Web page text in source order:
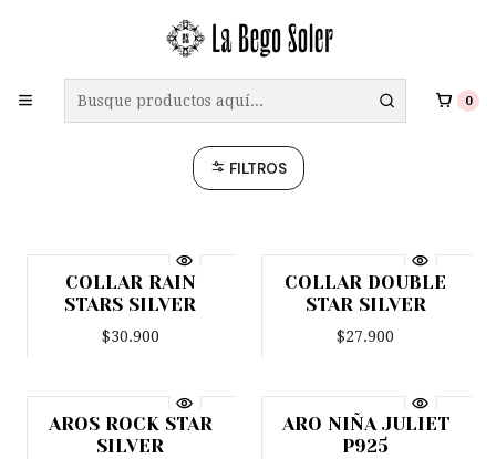
0
ENVÍO GRATIS A TODO CHILE EN COMPRAS SOBRE $69.990
Stars
FILTROS
COLLAR RAIN
STARS SILVER
$30.900
COLLAR DOUBLE
STAR SILVER
$27.900
AROS ROCK STAR
SILVER
ARO NIÑA JULIET
P925